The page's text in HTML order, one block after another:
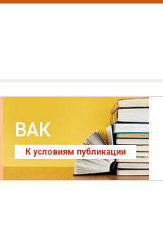
ВАК
К условиям публикации